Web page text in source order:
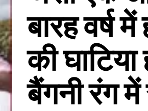
बारह वर्ष में
की
बैंगनी रंग में